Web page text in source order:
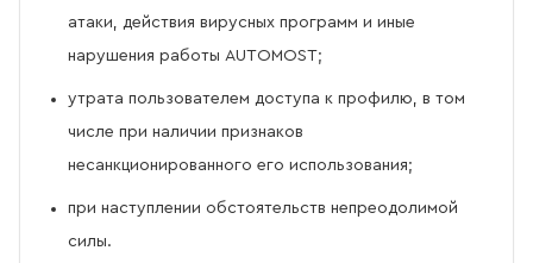
атаки, действия вирусных программ и иные
нарушения работы AUTOMOST;
утрата пользователем доступа к профилю, в том
числе при наличии признаков
несанкционированного его использования;
при наступлении обстоятельств непреодолимой
силы.